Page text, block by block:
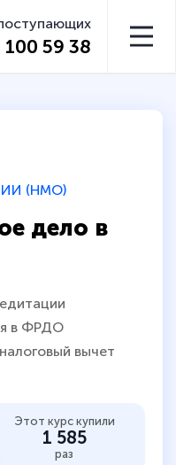
59 38
(НМО)
дело в
в ФРДО
вычет
Этот курс купили
1 585
раз